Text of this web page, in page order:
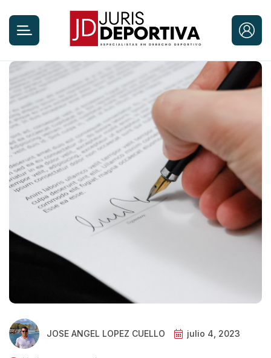
JOSE ANGEL LOPEZ CUELLO julio 4, 2023